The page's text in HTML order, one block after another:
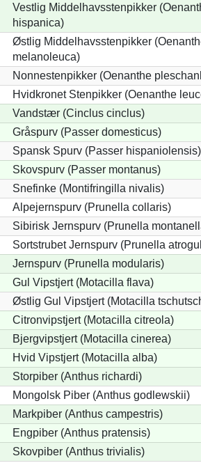
Vestlig Middelhavsstenpikker
hispanica)
Østlig Middelhavsstenpikker
melanoleuca)
Nonnestenpikker (Oenanthe
Hvidkronet Stenpikker (Oenanthe
Vandstær (Cinclus cinclus)
Gråspurv (Passer domesticus)
Spansk Spurv (Passer hispaniolensis)
Skovspurv (Passer montanus)
Snefinke (Montifringilla nivalis)
Alpejernspurv (Prunella collaris)
Sibirisk Jernspurv (Prunella
Sortstrubet Jernspurv (Prunella
Jernspurv (Prunella modularis)
Gul Vipstjert (Motacilla flava)
Østlig Gul Vipstjert (Motacilla
Citronvipstjert (Motacilla citreola)
Bjergvipstjert (Motacilla cinerea)
Hvid Vipstjert (Motacilla alba)
Storpiber (Anthus richardi)
Mongolsk Piber (Anthus godlewskii)
Markpiber (Anthus campestris)
Engpiber (Anthus pratensis)
Skovpiber (Anthus trivialis)